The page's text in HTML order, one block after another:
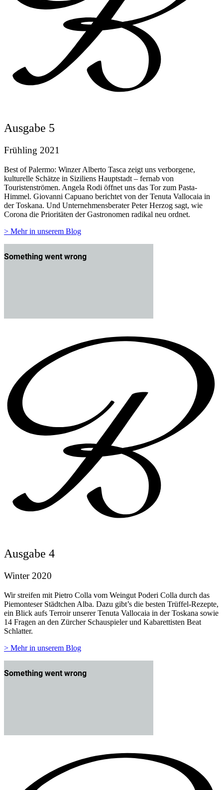
Ausgabe 5
Frühling 2021
Best of Palermo: Winzer Alberto Tasca zeigt uns verborgene,
kulturelle Schätze in Siziliens Hauptstadt – fernab von
Touristenströmen. Angela Rodi öffnet uns das Tor zum Pasta-
Himmel. Giovanni Capuano berichtet von der Tenuta Vallocaia in
der Toskana. Und Unternehmensberater Peter Herzog sagt, wie
Corona die Prioritäten der Gastronomen radikal neu ordnet.
> Mehr in unserem Blog
Ausgabe 4
Winter 2020
Wir streifen mit Pietro Colla vom Weingut Poderi Colla durch das
Piemonteser Städtchen Alba. Dazu gibt’s die besten Trüffel-Rezepte,
ein Blick aufs Terroir unserer Tenuta Vallocaia in der Toskana sowie
14 Fragen an den Zürcher Schauspieler und Kabarettisten Beat
Schlatter.
> Mehr in unserem Blog